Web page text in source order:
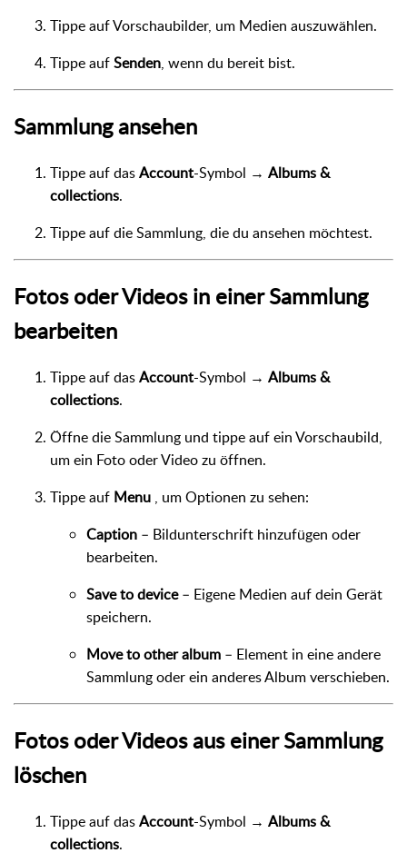
Tippe auf Vorschaubilder, um Medien auszuwählen.
Tippe aufSenden, wenn du bereit bist.
Sammlung ansehen
Tippe auf dasAccount-Symbol → Albums &
collections.
Tippe auf die Sammlung, die du ansehen möchtest.
Fotos oder Videos in einer Sammlung
bearbeiten
Tippe auf dasAccount-Symbol → Albums &
collections.
Öffne die Sammlung und tippe auf ein Vorschaubild,
um ein Foto oder Video zu öffnen.
Tippe auf Menu , um Optionen zu sehen:
Caption – Bildunterschrift hinzufügen oder
bearbeiten.
Save to device– Eigene Medien auf dein Gerät
speichern.
Move to other album – Element in eine andere
Sammlung oder ein anderes Album verschieben.
Fotos oder Videos aus einer Sammlung
löschen
Tippe auf dasAccount-Symbol → Albums &
collections.